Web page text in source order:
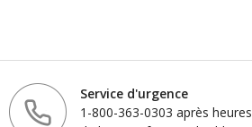
Service d'urgence
1-800-363-0303 après heures